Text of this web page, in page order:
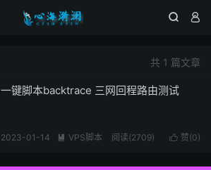
 
共 1 篇文章
一键脚本backtrace 三网回程路由测试
 赞(0)
2023-01-14  VPS脚本 阅读(2709)